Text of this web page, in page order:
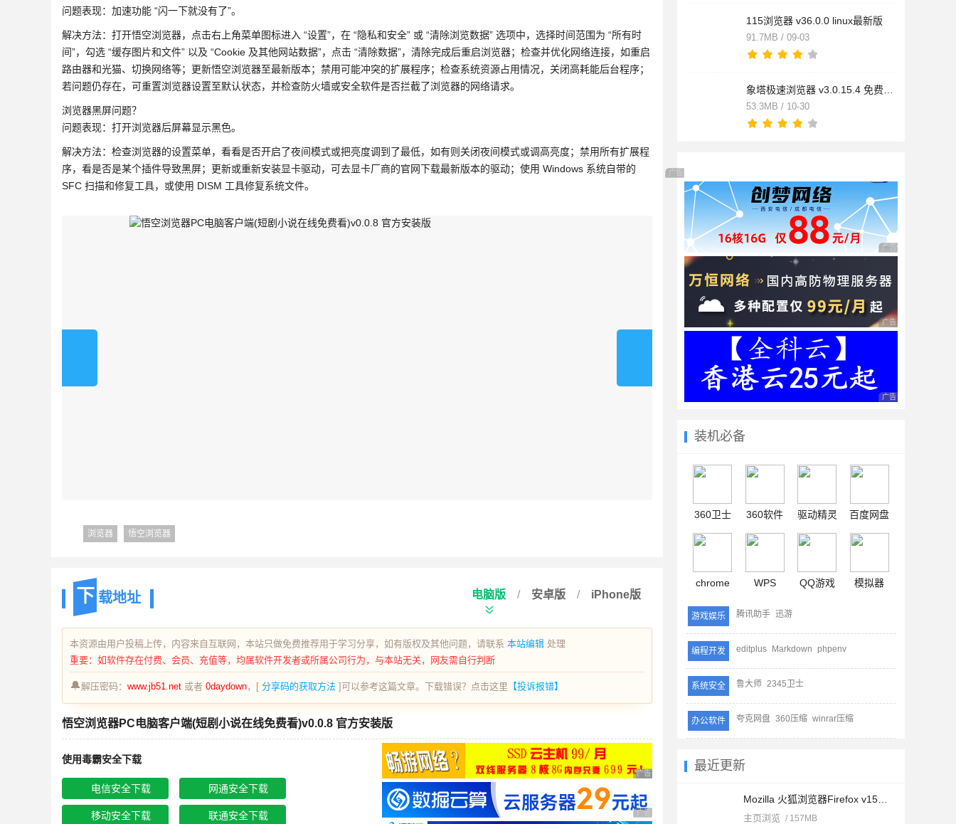
115浏览器 v36.0.0 linux最新版
91.7MB / 09-03
53.3MB / 10-30
广告 商业广告，理性选择
广告 商业广告，理性
广告 商业广告，理性
广告 商业广告，理性
装机必备
360卫士 360软件 驱动精灵 百度网盘
chrome WPS QQ游戏 模拟器
游戏娱乐 腾讯助手 迅游
编程开发 editplus Markdown phpenv
系统安全 鲁大师 2345卫士
办公软件 夸克网盘 360压缩 winrar压缩
最近更新
主页浏览 / 157MB
问题表现：加速功能 “闪一下就没有了”。
解决方法：打开悟空浏览器，点击右上角菜单图标进入 “设置”，在 “隐私和安全” 或 “清除浏览数据” 选项中，选择时间范围为 “所有时
间”，勾选 “缓存图片和文件” 以及 “Cookie 及其他网站数据”，点击 “清除数据”，清除完成后重启浏览器；检查并优化网络连接，如重启
路由器和光猫、切换网络等；更新悟空浏览器至最新版本；禁用可能冲突的扩展程序；检查系统资源占用情况，关闭高耗能后台程序；
若问题仍存在，可重置浏览器设置至默认状态，并检查防火墙或安全软件是否拦截了浏览器的网络请求。
浏览器黑屏问题？
问题表现：打开浏览器后屏幕显示黑色。
解决方法：检查浏览器的设置菜单，看看是否开启了夜间模式或把亮度调到了最低，如有则关闭夜间模式或调高亮度；禁用所有扩展程
序，看是否是某个插件导致黑屏；更新或重新安装显卡驱动，可去显卡厂商的官网下载最新版本的驱动；使用 Windows 系统自带的
SFC 扫描和修复工具，或使用 DISM 工具修复系统文件。
浏览器 悟空浏览器
下 载地址 电脑版 / 安卓版 / iPhone版
本资源由用户投稿上传，内容来自互联网，本站只做免费推荐用于学习分享，如有版权及其他问题，请联系 本站编辑 处理
重要：如软件存在付费、会员、充值等，均属软件开发者或所属公司行为，与本站无关，网友需自行判断
🔔解压密码： www.jb51.net 或者 0daydown，[ 分享码的获取方法 ]可以参考这篇文章。下载错误？点击这里 【投诉报错】
悟空浏览器PC电脑客户端(短剧小说在线免费看)v0.0.8 官方安装版
使用毒霸安全下载
电信安全下载 网通安全下载
移动安全下载 联通安全下载
广告 商业广告，理性选择
广告 商业广告，理性选择